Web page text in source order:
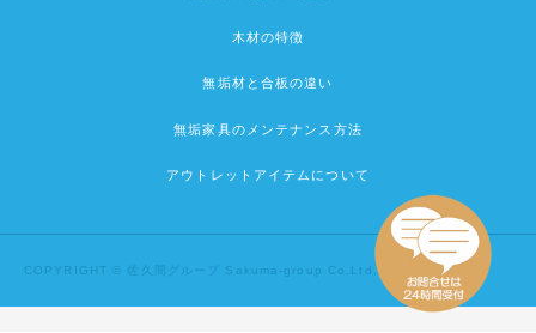
木材の特徴
無垢材と合板の違い
無垢家具のメンテナンス方法
アウトレットアイテムについて
COPYRIGHT © 佐久間グループ Sakuma-group Co.Ltd.